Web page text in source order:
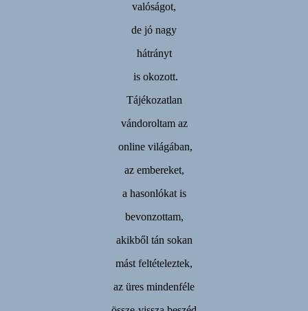
valóságot,
de jó nagy
hátrányt
is okozott.
Tájékozatlan
vándoroltam az
online világában,
az embereket,
a hasonlókat is
bevonzottam,
akikből tán sokan
mást feltételeztek,
az üres mindenféle